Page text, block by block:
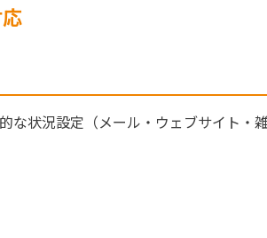
な状況設定（メール・ウェブサイト・